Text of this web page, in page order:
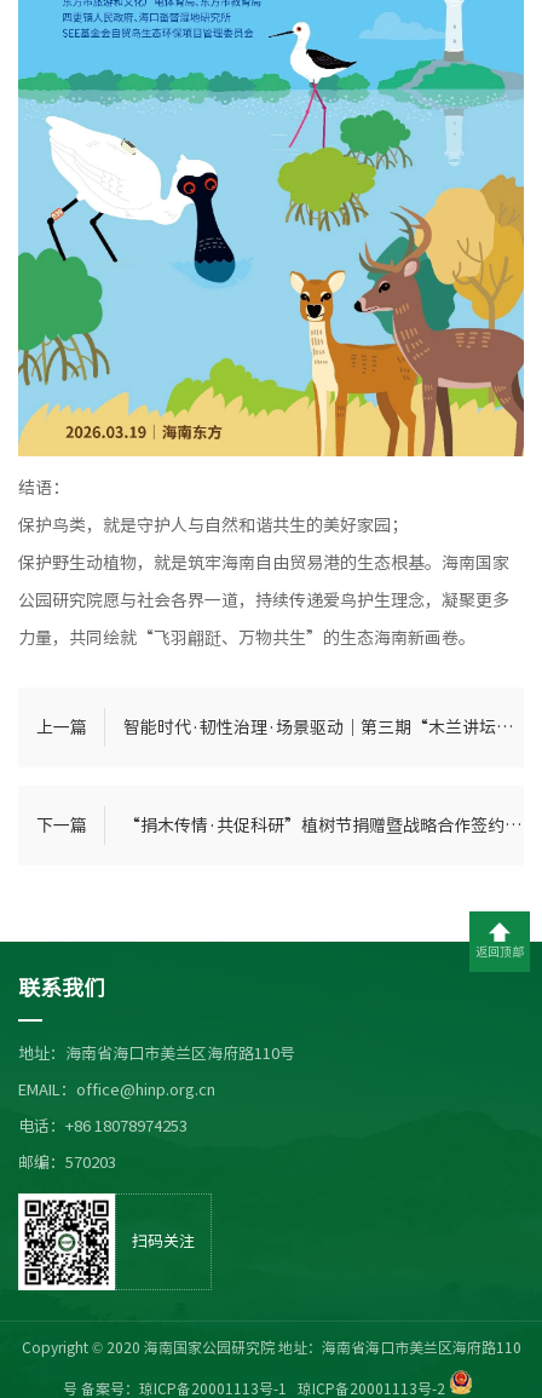
结语：
保护鸟类，就是守护人与自然和谐共生的美好家园；
保护野生动植物，就是筑牢海南自由贸易港的生态根基。海南国家
公园研究院愿与社会各界一道，持续传递爱鸟护生理念，凝聚更多
力量，共同绘就“飞羽翩跹、万物共生”的生态海南新画卷。
上一篇 智能时代·韧性治理·场景驱动｜第三期“木兰讲坛”专题学术报告会顺利举办
下一篇 “捐木传情·共促科研”植树节捐赠暨战略合作签约活动在海南国家公园研究院举行
返回顶部
联系我们
地址：海南省海口市美兰区海府路110号
EMAIL：office@hinp.org.cn
电话：+86 18078974253
邮编：570203
扫码关注
Copyright © 2020 海南国家公园研究院 地址：海南省海口市美兰区海府路110
号 备案号： 琼ICP备20001113号-1 琼ICP备20001113号-2